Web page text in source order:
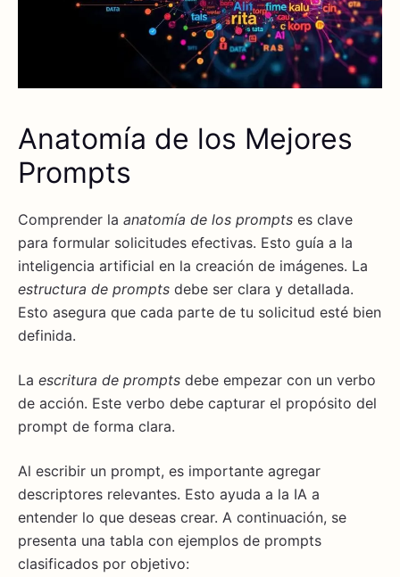
Anatomía de los Mejores
Prompts
Comprender la anatomía de los prompts es clave
para formular solicitudes efectivas. Esto guía a la
inteligencia artificial en la creación de imágenes. La
estructura de prompts debe ser clara y detallada.
Esto asegura que cada parte de tu solicitud esté bien
definida.
La escritura de prompts debe empezar con un verbo
de acción. Este verbo debe capturar el propósito del
prompt de forma clara.
Al escribir un prompt, es importante agregar
descriptores relevantes. Esto ayuda a la IA a
entender lo que deseas crear. A continuación, se
presenta una tabla con ejemplos de prompts
clasificados por objetivo: